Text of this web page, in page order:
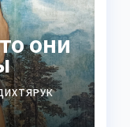
они